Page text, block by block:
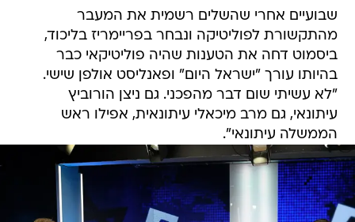
שבועיים אחרי שהשלים רשמית את המעבר
מהתקשורת לפוליטיקה ונבחר בפריימריז בליכוד,
ביסמוט דחה את הטענות שהיה פוליטיקאי כבר
בהיותו עורך "ישראל היום" ופאנליסט אולפן שישי.
"לא עשיתי שום דבר מהפכני. גם ניצן הורוביץ
עיתונאי, גם מרב מיכאלי עיתונאית, אפילו ראש
הממשלה עיתונאי".